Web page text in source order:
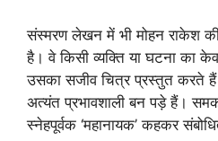
संस्मरण लेखन में भी मोहन राकेश की
है। वे किसी व्यक्ति या घटना का
उसका सजीव चित्र प्रस्तुत करते
अत्यंत प्रभावशाली बन पड़े हैं।
स्नेहपूर्वक ‘महानायक’ कहकर